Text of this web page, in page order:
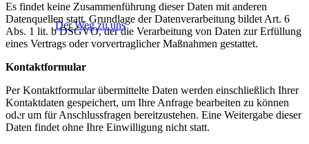
Der Weg zu uns
Es findet keine Zusammenführung dieser Daten mit anderen
Datenquellen statt. Grundlage der Datenverarbeitung bildet Art. 6
Abs. 1 lit. b DSGVO, der die Verarbeitung von Daten zur Erfüllung
eines Vertrags oder vorvertraglicher Maßnahmen gestattet.
Kontaktformular
Per Kontaktformular übermittelte Daten werden einschließlich Ihrer
Kontaktdaten gespeichert, um Ihre Anfrage bearbeiten zu können
oder um für Anschlussfragen bereitzustehen. Eine Weitergabe dieser
Daten findet ohne Ihre Einwilligung nicht statt.